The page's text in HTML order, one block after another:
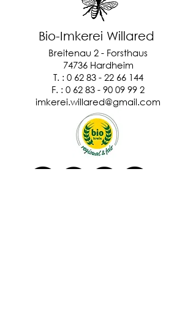
Bio-Imkerei Willared
Breitenau 2 - Forsthaus
74736 Hardheim
T. : 0 62 83 - 22 66 144
F. : 0 62 83 - 90 09 99 2
imkerei.willared@gmail.com